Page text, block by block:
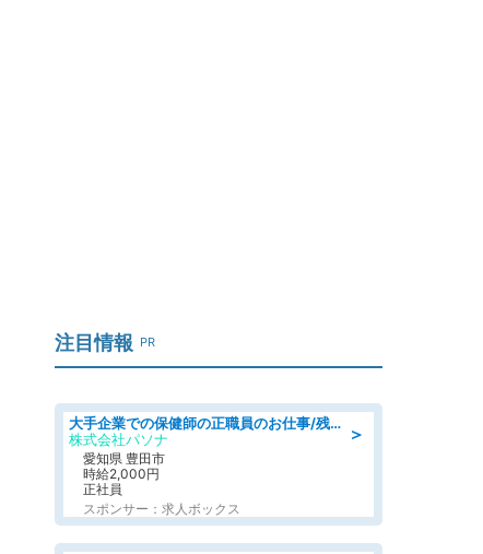
注目情報 PR
＞
大手企業での保健師の正職員のお仕事/残業なし/要資格:保健師
株式会社パソナ
愛知県 豊田市
時給2,000円
正社員
スポンサー：求人ボックス